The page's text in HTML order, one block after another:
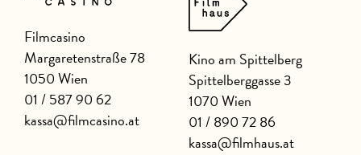
Filmcasino
Margaretenstraße 78
1050 Wien
01 / 587 90 62
kassa@filmcasino.at
Kino am Spittelberg
Spittelberggasse 3
1070 Wien
01 / 890 72 86
kassa@filmhaus.at